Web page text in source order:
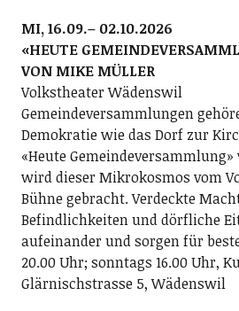
MI, 16.09.– 02.10.2026
«HEUTE
VON MIKE MÜLLER
Volkstheater Wädenswil
Gemeindeversammlungen
Demokratie wie das Dorf zur
«Heute
wird dieser Mikrokosmos vom
Bühne gebracht. Verdeckte
Befindlichkeiten und dörfliche
aufeinander und sorgen für
20.00 Uhr; sonntags 16.00 Uhr,
Glärnischstrasse 5, Wädenswil